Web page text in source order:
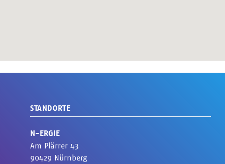
STANDORTE
N-ERGIE
Am Plärrer 43
90429 Nürnberg